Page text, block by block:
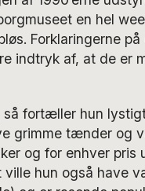
en hel
Forklaringerne
indtryk af, at de er
fortæller hun
grimme tænder og
og for enhver pris
hun også have